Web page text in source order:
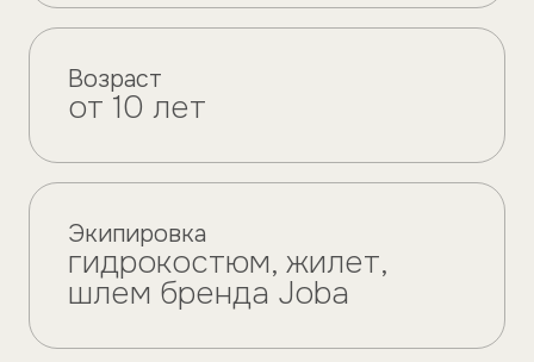
Возраст
от 10 лет
Экипировка
гидрокостюм, жилет,
шлем бренда Joba